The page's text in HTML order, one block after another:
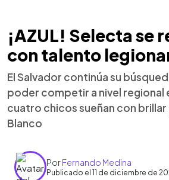
¡AZUL! Selecta se
con talento
El Salvador continúa su
poder competir a nivel regional
cuatro chicos sueñan con brillar
Blanco
PorFernando Medina
Publicado el 11 de diciembre de